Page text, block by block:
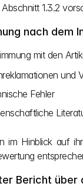
1.3.2
nach dem
mit den
und
Fehler
im Hinblick auf
Bericht über